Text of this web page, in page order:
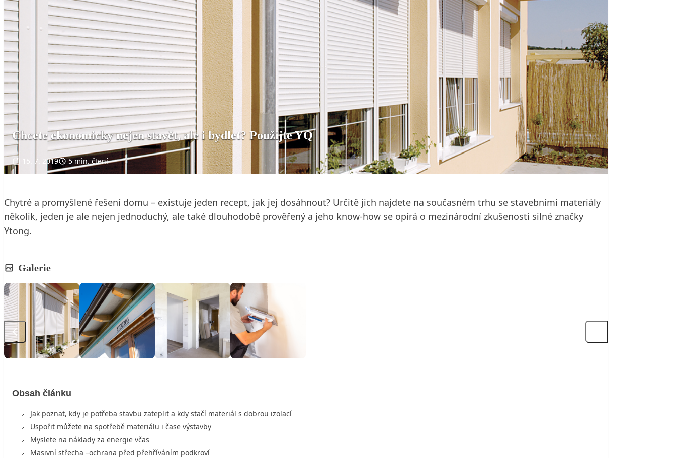
Chcete ekonomicky nejen stavět, ale i bydlet? Použijte YQ
15. 7. 2019 5 min. čtení
Chytré a promyšlené řešení domu – existuje jeden recept, jak jej dosáhnout? Určitě jich najdete na současném trhu se stavebními materiály
několik, jeden je ale nejen jednoduchý, ale také dlouhodobě prověřený a jeho know-how se opírá o mezinárodní zkušenosti silné značky
Ytong.
Galerie
Obsah článku
Jak poznat, kdy je potřeba stavbu zateplit a kdy stačí materiál s dobrou izolací
Uspořit můžete na spotřebě materiálu i čase výstavby
Myslete na náklady za energie včas
Masivní střecha –ochrana před přehříváním podkroví